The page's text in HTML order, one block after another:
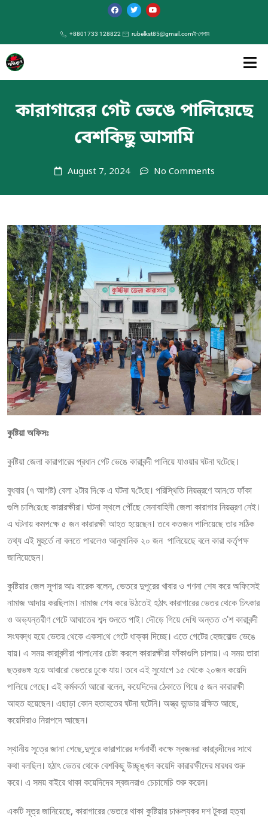
+8801733 128822 rubelkst85@gmail.comই-পেপার
কারাগারের গেট ভেঙে পালিয়েছে
বেশকিছু আসামি
August 7, 2024 No Comments
কুষ্টিয়া অফিসঃ
কু‌ষ্টিয়া জেলা কারাগারের প্রধান গেট ভেঙে কারাবন্দী পালিয়ে যাওয়ার ঘটনা ঘ‌টে‌ছে।
বুধবার (৭ আগষ্ট) বেলা ২টার দি‌কে এ ঘটনা ঘ‌টে‌ছে। প‌রি‌স্থি‌তি নিয়ন্ত্রণে আন‌তে ফাঁকা
গু‌লি চা‌লি‌য়ে‌ছে কারারক্ষীরা। ঘটনা স্থলে পৌঁছে সেনা‌বা‌হিনী ‌জেলা কারাগা‌র নিয়ন্ত্রণ নেই।
এ ঘটনায় কমপ‌ক্ষে ৫ জন কারারক্ষী আহত হয়েছেন। তবে কতজন পা‌লিয়েছে তার স‌ঠিক
তথ্য এই মুহুর্তে না বলতে পারলেও আনুমা‌নিক ২০ জন পা‌লিয়েছে বলে কারা কর্তৃপক্ষ
জা‌নিয়েছেন।
কু‌ষ্টিয়ার জেল সুপার আঃ বারেক বলেন,‌‌ ভেতরে দুপুরের খাবার ও গণনা শেষ করে অ‌ফিসেই
নামাজ আদায় কর‌ছিলাম। নামাজ শেষ করে উঠতেই হঠাৎ কারাগারের ভেতর থেকে চিৎকার
ও অভ্যন্তরীণ গেটে আঘাতের শব্দ শুনতে পাই। দৌড়ে ‌গিয়ে দেখি অন্তত ৩’শ কারাবন্দী
সংঘবদ্ধ হয়ে ‌ভেত‌র থেকে একসা‌থে গেটে ধাক্কা দিচ্ছে। এতে গেটের হেজবোল্ড ভেঙে
যায়। এ সময় কারাবন্দীরা পালা‌নোর চেষ্টা করলে কারারক্ষীরা ফাঁকাগু‌লি চালায়। এ সময় তারা
ছত্রভঙ্গ হ‌য়ে আবারো ভেতরে ঢুকে যায়। তবে এই সুযোগে ১৫ থেকে ২০জন কয়ে‌দি
পা‌লিয়ে গেছে। এই কর্মকর্তা আরো বলেন, কয়ে‌দিদের‌ ঠেকাতে গিয়ে ৫ জন কারারক্ষী
আহত হয়েছেন। এছাড়া কোন হতাহতের ঘটনা ঘটে‌নি। অস্ত্র ভান্ডার র‌ক্ষিত আছে,
কয়ে‌দিরাও নিরাপদে আছেন।
স্থানীয় সূত্রে জানা গেছে,দুপুরে কারাগারের দর্শনার্থী কক্ষে স্বজনরা কারাবন্দীদের সাথে
কথা বল‌ছিল। হঠাৎ ভেতর থেকে বেশ‌কিছু উচ্ছৃঙ্খল কয়ে‌দি কারারক্ষীদের মারধর শুরু
করে। এ সময় বাইরে থাকা কয়ে‌দিদের স্বজনরাও চেচামে‌চি শুরু করেন।
এক‌টি সূত্র জা‌নিয়েছে, কারাগারের ভেতরে থাকা কু‌ষ্টিয়ার চাঞ্চল্যকর দশ টুকরা হত্যা